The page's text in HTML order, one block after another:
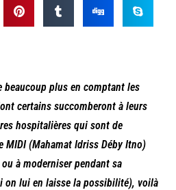
beaucoup plus en comptant les
certains succomberont à leurs
hospitalières qui sont de
MIDI (Mahamat Idriss Déby Itno)
à moderniser pendant sa
on lui en laisse la possibilité), voilà